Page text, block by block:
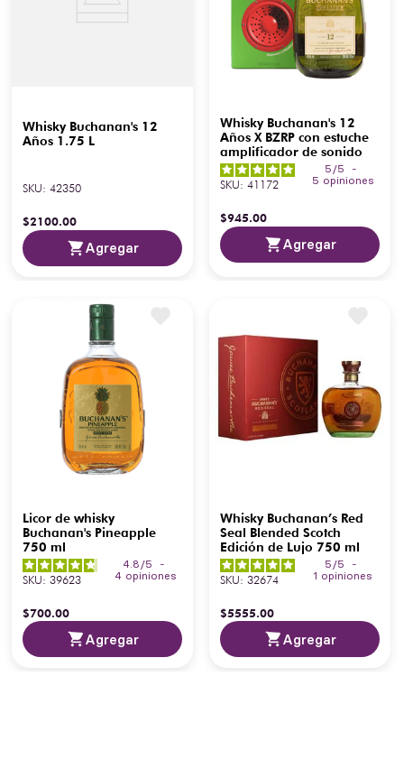
Whisky Buchanan's 12
Años 1.75 L
SKU: 42350
$2100.00
Agregar
Whisky Buchanan's 12
Años X BZRP con estuche
amplificador de sonido
5 /5
-
5 opiniones
SKU: 41172
$945.00
Agregar
Licor de whisky
Buchanan's Pineapple
750 ml
4.8 /5
-
4 opiniones
SKU: 39623
$700.00
Agregar
Whisky Buchanan’s Red
Seal Blended Scotch
Edición de Lujo 750 ml
5 /5
-
1 opiniones
SKU: 32674
$5555.00
Agregar